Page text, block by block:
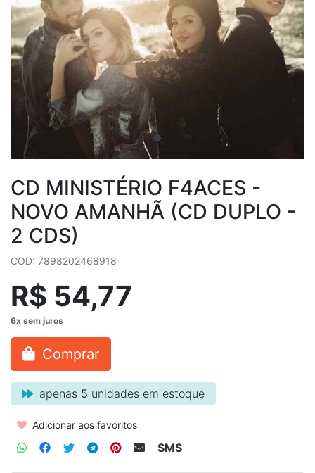
CD MINISTÉRIO F4ACES -
NOVO AMANHÃ (CD DUPLO -
2 CDS)
COD: 7898202468918
R$ 54,77
Comprar
apenas 5 unidades em estoque
Adicionar aos favoritos
SMS